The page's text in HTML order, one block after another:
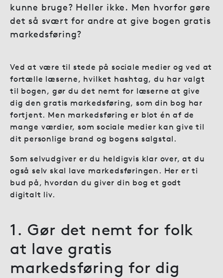
kunne bruge? Heller ikke. Men hvorfor gøre
det så svært for andre at give bogen gratis
markedsføring?
Ved at være til stede på sociale medier og ved at
fortælle læserne, hvilket hashtag, du har valgt
til bogen, gør du det nemt for læserne at give
dig den gratis markedsføring, som din bog har
fortjent. Men markedsføring er blot én af de
mange værdier, som sociale medier kan give til
dit personlige brand og bogens salgstal.
Som selvudgiver er du heldigvis klar over, at du
også selv skal lave markedsføringen. Her er ti
bud på, hvordan du giver din bog et godt
digitalt liv.
1. Gør det nemt for folk
at lave gratis
markedsføring for dig